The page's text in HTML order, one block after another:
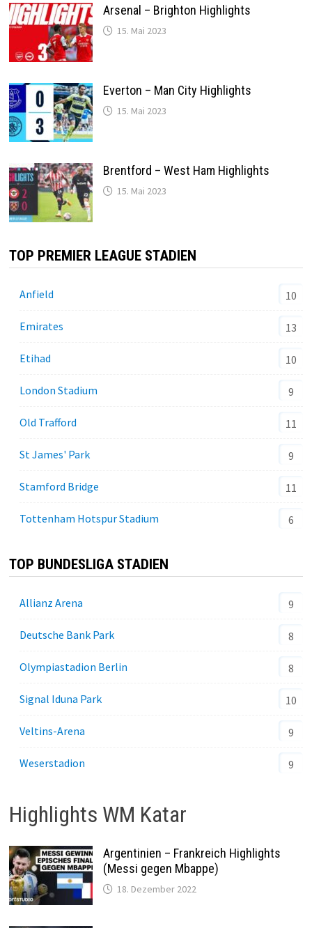
Arsenal – Brighton Highlights
15. Mai 2023
Everton – Man City Highlights
15. Mai 2023
Brentford – West Ham Highlights
15. Mai 2023
TOP PREMIER LEAGUE STADIEN
Anfield 10
Emirates 13
Etihad 10
London Stadium 9
Old Trafford 11
St James' Park 9
Stamford Bridge 11
Tottenham Hotspur Stadium 6
TOP BUNDESLIGA STADIEN
Allianz Arena 9
Deutsche Bank Park 8
Olympiastadion Berlin 8
Signal Iduna Park 10
Veltins-Arena 9
Weserstadion 9
Highlights WM Katar
Argentinien – Frankreich Highlights
(Messi gegen Mbappe)
18. Dezember 2022